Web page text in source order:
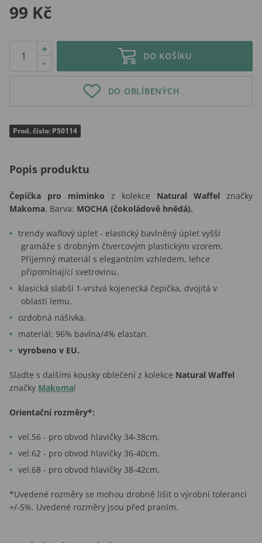
99 Kč
-
+
DO KOŠÍKU
DO OBLÍBENÝCH
Prod. číslo: P50114
Popis produktu
Čepička pro miminko z kolekce Natural Waffel značky
Makoma. Barva: MOCHA (čokoládově hnědá).
trendy waflový úplet - elastický bavlněný úplet vyšší
gramáže s drobným čtvercovým plastickým vzorem.
Příjemný materiál s elegantním vzhledem, lehce
připomínající svetrovinu.
klasická slabší 1-vrstvá kojenecká čepička, dvojitá v
oblasti lemu,
ozdobná nášivka,
materiál: 96% bavlna/4% elastan.
vyrobeno v EU.
Slaďte s dalšími kousky oblečení z kolekce Natural Waffel
značky Makoma!
Orientační rozměry*:
vel.56 - pro obvod hlavičky 34-38cm,
vel.62 - pro obvod hlavičky 36-40cm,
vel.68 - pro obvod hlavičky 38-42cm,
*Uvedené rozměry se mohou drobně lišit o výrobní toleranci
+/-5%. Uvedené rozměry jsou před praním.